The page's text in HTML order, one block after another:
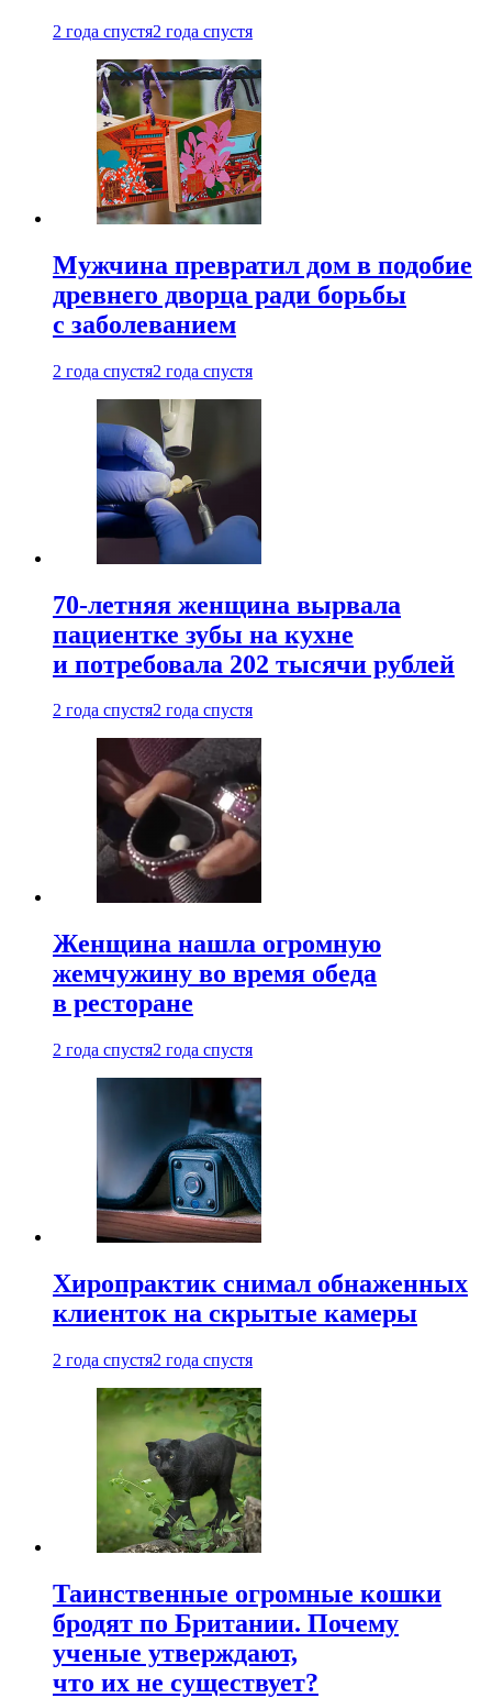
2 года спустя2 года спустя
Мужчина превратил дом в подобие
древнего дворца ради борьбы
с заболеванием
2 года спустя2 года спустя
70-летняя женщина вырвала
пациентке зубы на кухне
и потребовала 202 тысячи рублей
2 года спустя2 года спустя
Женщина нашла огромную
жемчужину во время обеда
в ресторане
2 года спустя2 года спустя
Хиропрактик снимал обнаженных
клиенток на скрытые камеры
2 года спустя2 года спустя
Таинственные огромные кошки
бродят по Британии. Почему
ученые утверждают,
что их не существует?